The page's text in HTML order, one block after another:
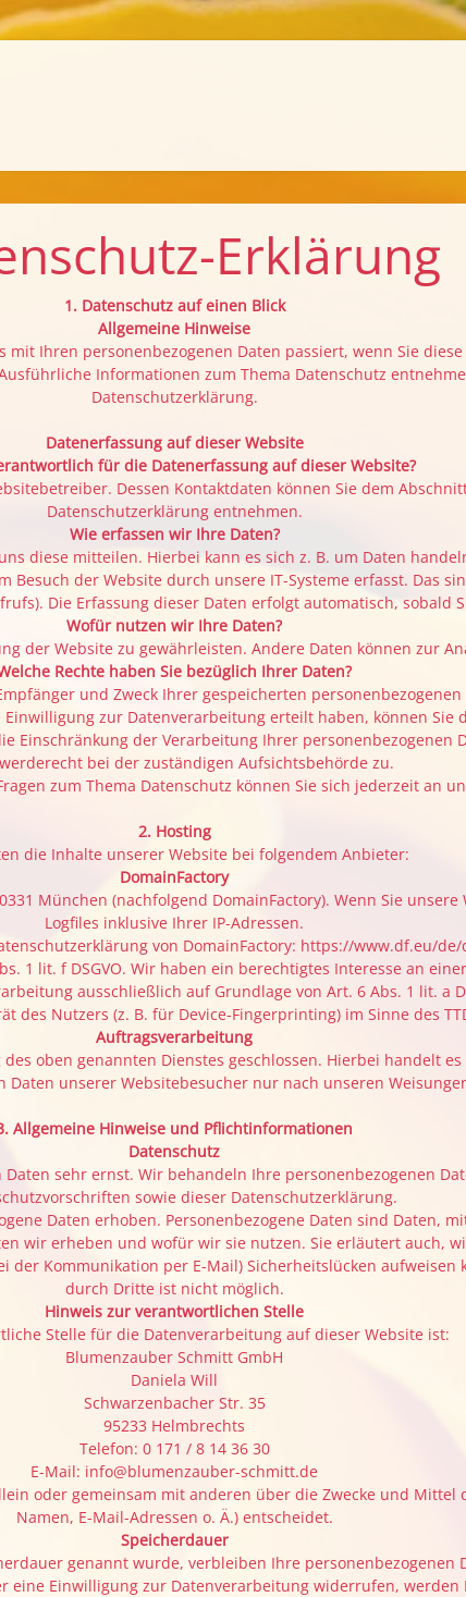
Erklärung
1. Datenschutz auf einen Blick
Allgemeine Hinweise
Ihren personenbezogenen Daten passiert, wenn Sie
Informationen zum Thema Datenschutz
Datenschutzerklärung.
Datenerfassung auf dieser Website
für die Datenerfassung auf dieser Website?
Dessen Kontaktdaten können Sie dem
Datenschutzerklärung entnehmen.
Wie erfassen wir Ihre Daten?
diese mitteilen. Hierbei kann es sich z. B. um Daten
der Website durch unsere IT-Systeme erfasst. Das
Die Erfassung dieser Daten erfolgt automatisch, sobald
Wofür nutzen wir Ihre Daten?
der Website zu gewährleisten. Andere Daten können zur
Rechte haben Sie bezüglich Ihrer Daten?
und Zweck Ihrer gespeicherten
zur Datenverarbeitung erteilt haben, können
Einschränkung der Verarbeitung Ihrer personenbezogenen
bei der zuständigen Aufsichtsbehörde zu.
zum Thema Datenschutz können Sie sich jederzeit an
2. Hosting
die Inhalte unserer Website bei folgendem Anbieter:
DomainFactory
München (nachfolgend DomainFactory). Wenn Sie
Logfiles inklusive Ihrer IP-Adressen.
von DomainFactory: https://www.df.eu/
1 lit. f DSGVO. Wir haben ein berechtigtes Interesse an
ausschließlich auf Grundlage von Art. 6 Abs. 1 lit. a
des Nutzers (z. B. für Device-Fingerprinting) im Sinne des
Auftragsverarbeitung
oben genannten Dienstes geschlossen. Hierbei handelt
unserer Websitebesucher nur nach unseren
Allgemeine Hinweise und Pflicht­informationen
Datenschutz
sehr ernst. Wir behandeln Ihre personenbezogenen
sowie dieser Datenschutzerklärung.
Daten erhoben. Personenbezogene Daten sind Daten,
wir erheben und wofür wir sie nutzen. Sie erläutert auch,
Kommunikation per E-Mail) Sicherheitslücken
durch Dritte ist nicht möglich.
Hinweis zur verantwortlichen Stelle
Stelle für die Datenverarbeitung auf dieser Website ist:
Blumenzauber Schmitt GmbH
Daniela Will
Schwarzenbacher Str. 35
95233 Helmbrechts
Telefon: 0 171 / 8 14 36 30
E-Mail: info@blumenzauber-schmitt.de
oder gemeinsam mit anderen über die Zwecke und Mittel
Namen, E-Mail-Adressen o. Ä.) entscheidet.
Speicherdauer
genannt wurde, verbleiben Ihre
eine Einwilligung zur Datenverarbeitung widerrufen,